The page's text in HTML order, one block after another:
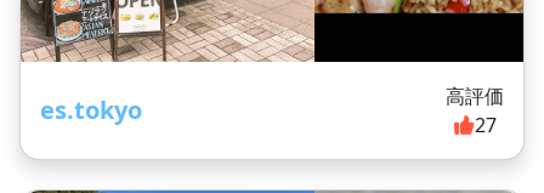
es.tokyo
高評価
27